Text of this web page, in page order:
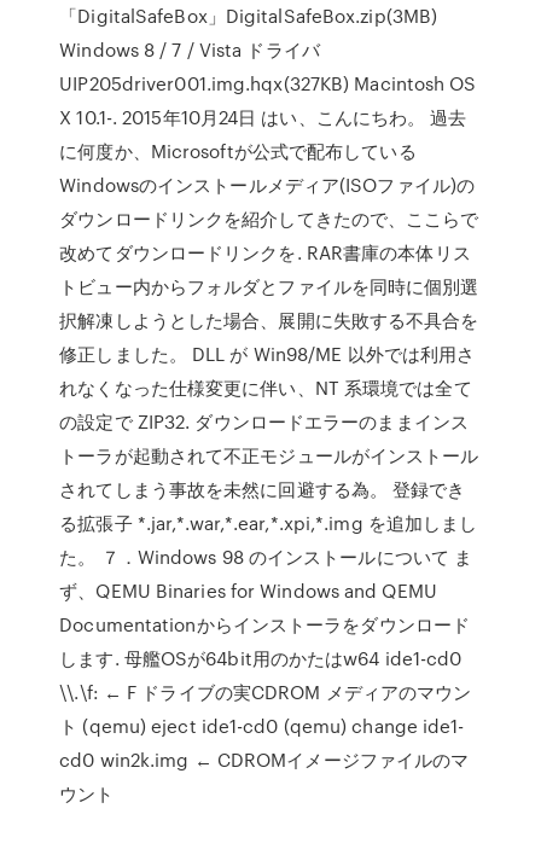
「DigitalSafeBox」DigitalSafeBox.zip(3MB)
Windows 8 / 7 / Vista ドライバ
UIP205driver001.img.hqx(327KB) Macintosh OS
X 10.1-. 2015年10月24日 はい、こんにちわ。 過去
に何度か、Microsoftが公式で配布している
Windowsのインストールメディア(ISOファイル)の
ダウンロードリンクを紹介してきたので、ここらで
改めてダウンロードリンクを. RAR書庫の本体リス
トビュー内からフォルダとファイルを同時に個別選
択解凍しようとした場合、展開に失敗する不具合を
修正しました。 DLL が Win98/ME 以外では利用さ
れなくなった仕様変更に伴い、NT 系環境では全て
の設定で ZIP32. ダウンロードエラーのままインス
トーラが起動されて不正モジュールがインストール
されてしまう事故を未然に回避する為。 登録でき
る拡張子 *.jar,*.war,*.ear,*.xpi,*.img を追加しまし
た。 ７．Windows 98 のインストールについて ま
ず、QEMU Binaries for Windows and QEMU
Documentationからインストーラをダウンロード
します. 母艦OSが64bit用のかたはw64 ide1-cd0
\\.\f: ← F ドライブの実CDROM メディアのマウン
ト (qemu) eject ide1-cd0 (qemu) change ide1-
cd0 win2k.img ← CDROMイメージファイルのマ
ウント